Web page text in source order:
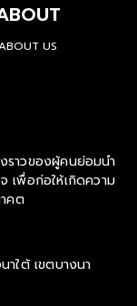
US
ราวของผู้คนย่อมนำ
เพื่อก่อให้เกิดความ
คต
ใต้ เขตบางนา